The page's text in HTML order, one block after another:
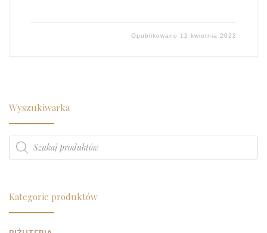
Opublikowano 12 kwietnia 2022
Wyszukiwarka
Wyszukiwarka produktów
Kategorie produktów